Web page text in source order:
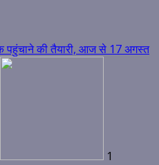
पहुंचाने की तैयारी, आज से 17 अगस्त
1